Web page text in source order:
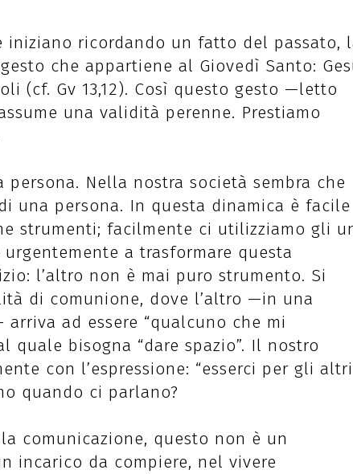
iniziano ricordando un fatto del passato,
che appartiene al Giovedì Santo:
(cf. Gv 13,12). Così questo gesto —letto
una validità perenne. Prestiamo
Nella nostra società sembra che
una persona. In questa dinamica è facile
strumenti; facilmente ci utilizziamo gli
a trasformare questa
l’altro non è mai puro strumento. Si
di comunione, dove l’altro —in una
ad essere “qualcuno che mi
quale bisogna “dare spazio”. Il nostro
con l’espressione: “esserci per gli
quando ci parlano?
comunicazione, questo non è un
incarico da compiere, nel vivere